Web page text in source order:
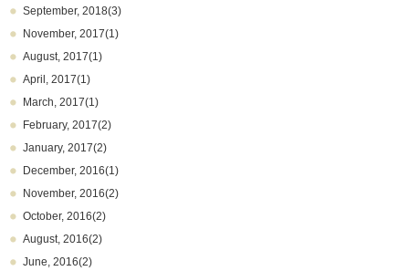
September, 2018(3)
November, 2017(1)
August, 2017(1)
April, 2017(1)
March, 2017(1)
February, 2017(2)
January, 2017(2)
December, 2016(1)
November, 2016(2)
October, 2016(2)
August, 2016(2)
June, 2016(2)